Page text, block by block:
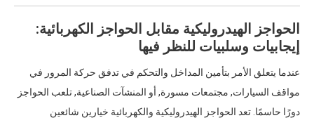
عطلات الحاجز تنبع من مشكلات الصيانة
التي تم تجاهلها - مما يسبب مخاطر التوقف
المكلفة والأمن. لفرق الصيانة المكلفة
بالحفاظ على هذه الأنظمة تعمل, فهم
العوامل الرئيسية…
الحواجز الهيدروليكية مقابل الحواجز الكهربائية:
إيجابيات وسلبيات للنظر فيها
عندما يتعلق الأمر بتأمين المداخل والتحكم في تدفق حركة المرور في
مواقف السيارات, مجتمعات مسورة, أو المنشآت الصناعية, تلعب الحواجز
دورًا حاسمًا. تعد الحواجز الهيدروليكية والكهربائية خيارين شائعين